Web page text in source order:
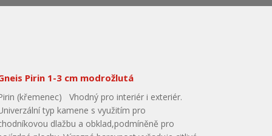
Pirin 1-3 cm modrožlutá
(křemenec) Vhodný pro interiér i exteriér.
typ kamene s využitím pro
dlažbu a obklad,podmíněně pro